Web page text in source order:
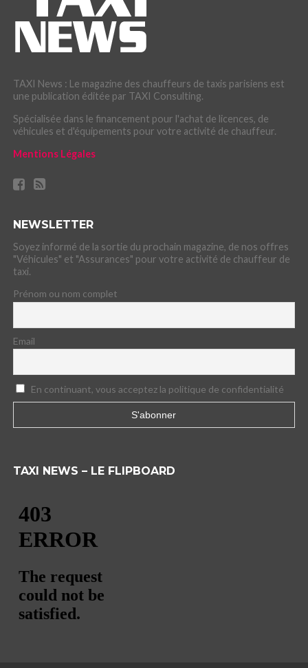
TAXI News : Le magazine des chauffeurs de taxis parisiens est
une publication éditée par TAXI Consulting.
Spécialisée dans le financement pour l'achat de licences, de
véhicules et d'équipements pour votre activité de chauffeur.
Mentions Légales
NEWSLETTER
Soyez informé de la sortie du prochain magazine, de nos offres
"Véhicules" et "Assurances" pour votre activité de chauffeur de
taxi.
Prénom ou nom complet
Email
En continuant, vous acceptez la politique de confidentialité
TAXI NEWS – LE FLIPBOARD